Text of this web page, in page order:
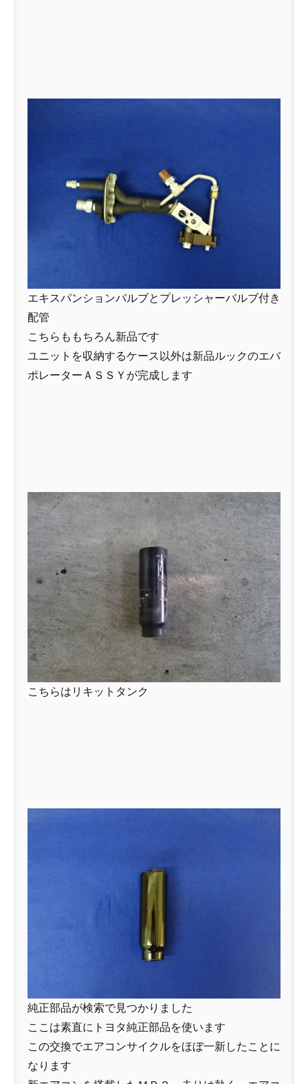
エキスパンションバルブとプレッシャーバルブ付き
配管
こちらももちろん新品です
ユニットを収納するケース以外は新品ルックのエバ
ポレーターＡＳＳＹが完成します
こちらはリキットタンク
純正部品が検索で見つかりました
ここは素直にトヨタ純正部品を使います
この交換でエアコンサイクルをほぼ一新したことに
なります